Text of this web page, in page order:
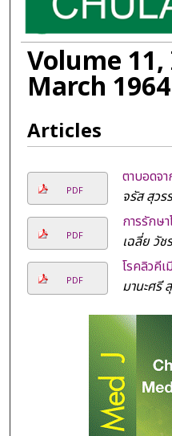
Volume 11,
March 1964
Articles
PDF
ตาบอดจ
จรัส สุวร
PDF
การรักษ
เฉลี่ย วั
PDF
โรคลิวคี
มานะศรี